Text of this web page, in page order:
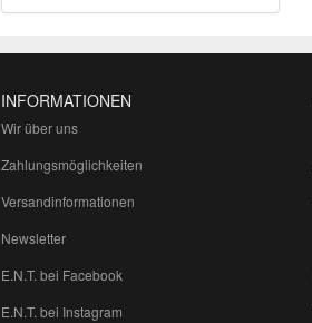
INFORMATIONEN
Wir über uns
Zahlungsmöglichkeiten
Versandinformationen
Newsletter
E.N.T. bei Facebook
E.N.T. bei Instagram